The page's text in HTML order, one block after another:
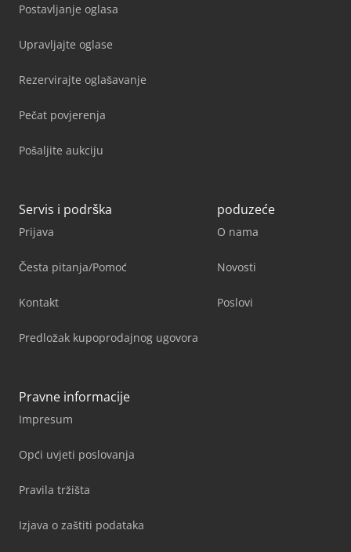
Postavljanje oglasa
Upravljajte oglase
Rezervirajte oglašavanje
Pečat povjerenja
Pošaljite aukciju
Servis i podrška
Prijava
Česta pitanja/Pomoć
Kontakt
Predložak kupoprodajnog ugovora
poduzeće
O nama
Novosti
Poslovi
Pravne informacije
Impresum
Opći uvjeti poslovanja
Pravila tržišta
Izjava o zaštiti podataka